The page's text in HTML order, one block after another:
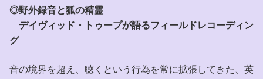
◎野外録音と狐の精霊
デイヴィッド・トゥープが語るフィールドレコーディン
グ
音の境界を超え、聴くという行為を常に拡張してきた、英